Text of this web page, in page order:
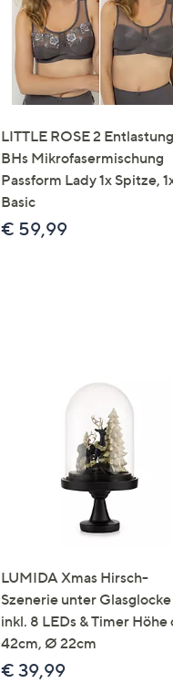
LITTLE ROSE 2
BHs Mikrofasermischung
Passform Lady 1x Spitze,
Basic
€ 59,99
LUMIDA Xmas Hirsch-
Szenerie unter Glasglocke
inkl. 8 LEDs & Timer Höhe
42cm, Ø 22cm
€ 39,99